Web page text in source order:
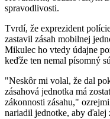
spravodlivosti.
Tvrdí, že exprezident
zastavil zásah mobilnej
Mikulec ho vtedy údajne
keďže ten nemal písomný
"Neskôr mi volal, že dal
zásahová jednotka má
zákonnosti zásahu,"
nariadil jednotke, aby ďalej